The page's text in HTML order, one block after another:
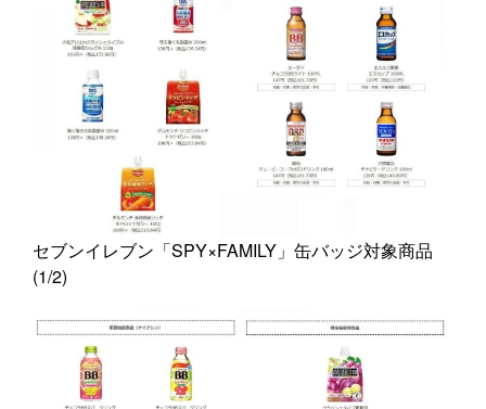
セブンイレブン「SPY×FAMILY」缶バッジ対象商品
(1/2)